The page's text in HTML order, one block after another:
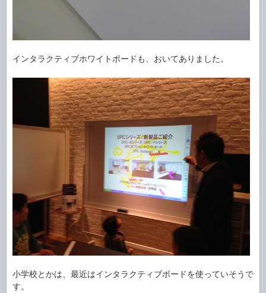
インタラクティブホワイトボードも、おいてありました。
小学校とかは、最近はインタラクティブボードを使っていそうで
す。